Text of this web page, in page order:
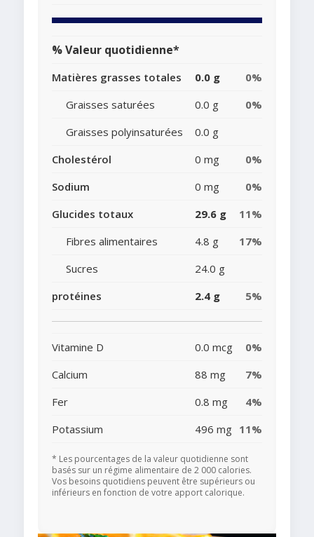
% Valeur quotidienne*
Matières grasses totales 0.0 g
0%
Graisses saturées
0.0 g
0%
Graisses polyinsaturées
0.0 g
Cholestérol
0 mg
0%
Sodium
0 mg
0%
Glucides totaux
29.6 g
11%
Fibres alimentaires
4.8 g
17%
Sucres
24.0 g
protéines
2.4 g 5%
Vitamine D 0.0 mcg
0%
Calcium
88 mg
7%
Fer
0.8 mg
4%
Potassium
496 mg 11%
* Les pourcentages de la valeur quotidienne sont
basés sur un régime alimentaire de 2 000 calories.
Vos besoins quotidiens peuvent être supérieurs ou
inférieurs en fonction de votre apport calorique.